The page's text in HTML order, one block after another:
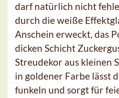
darf natürlich nicht
durch die weiße
Anschein erweckt, das
dicken Schicht
Streudekor aus kleinen
in goldener Farbe lässt
funkeln und sorgt für